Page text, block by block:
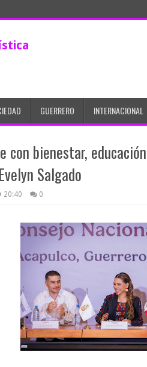
GUERRERO INTERNACIONAL
con bienestar,
Salgado
20:40 0